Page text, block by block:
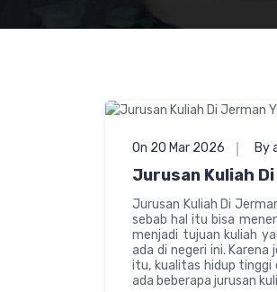
On 20 Mar 2026 By
Jurusan Kuliah
Jurusan Kuliah Di
sebab hal itu bisa
menjadi tujuan kuliah
ada di negeri ini.
itu, kualitas hidup tinggi
ada beberapa jurusan